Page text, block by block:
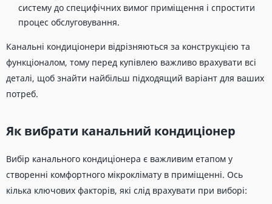
систему до специфічних вимог приміщення і спростити
процес обслуговування.
Канальні кондиціонери відрізняються за конструкцією та
функціоналом, тому перед купівлею важливо врахувати всі
деталі, щоб знайти найбільш підходящий варіант для ваших
потреб.
Як вибрати канальний кондиціонер
Вибір канального кондиціонера є важливим етапом у
створенні комфортного мікроклімату в приміщенні. Ось
кілька ключових факторів, які слід врахувати при виборі: